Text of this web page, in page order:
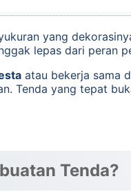
yang
lepas dari peran
atau bekerja sama
Tenda yang tepat
Tenda?